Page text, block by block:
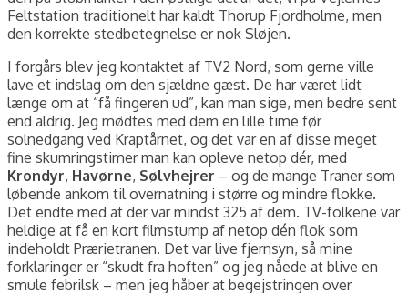
Feltstation traditionelt har kaldt Thorup Fjordholme, men
den korrekte stedbetegnelse er nok Sløjen.
I forgårs blev jeg kontaktet af TV2 Nord, som gerne ville
lave et indslag om den sjældne gæst. De har været lidt
længe om at “få fingeren ud”, kan man sige, men bedre sent
end aldrig. Jeg mødtes med dem en lille time før
solnedgang ved Kraptårnet, og det var en af disse meget
fine skumringstimer man kan opleve netop dér, med
Krondyr, Havørne, Sølvhejrer – og de mange Traner som
løbende ankom til overnatning i større og mindre flokke.
Det endte med at der var mindst 325 af dem. TV-folkene var
heldige at få en kort filmstump af netop dén flok som
indeholdt Prærietranen. Det var live fjernsyn, så mine
forklaringer er “skudt fra hoften” og jeg nåede at blive en
smule febrilsk – men jeg håber at begejstringen over